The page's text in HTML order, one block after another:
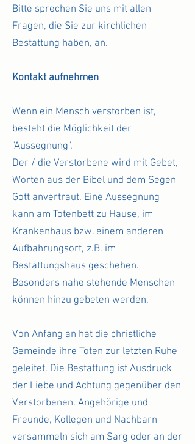
Bitte sprechen Sie uns mit allen
Fragen, die Sie zur kirchlichen
Bestattung haben, an.
Kontakt aufnehmen
Wenn ein Mensch verstorben ist,
besteht die Möglichkeit der
"Aussegnung".
Der / die Verstorbene wird mit Gebet,
Worten aus der Bibel und dem Segen
Gott anvertraut. Eine Aussegnung
kann am Totenbett zu Hause, im
Krankenhaus bzw. einem anderen
Aufbahrungsort, z.B. im
Bestattungshaus geschehen.
Besonders nahe stehende Menschen
können hinzu gebeten werden.
Von Anfang an hat die christliche
Gemeinde ihre Toten zur letzten Ruhe
geleitet. Die Bestattung ist Ausdruck
der Liebe und Achtung gegenüber den
Verstorbenen. Angehörige und
Freunde, Kollegen und Nachbarn
versammeln sich am Sarg oder an der